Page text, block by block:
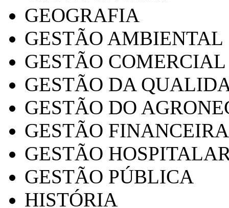
GEOGRAFIA
GESTÃO AMBIENTAL
GESTÃO COMERCIAL
GESTÃO DA
GESTÃO DO
GESTÃO FINANCEIRA
GESTÃO
GESTÃO PÚBLICA
HISTÓRIA